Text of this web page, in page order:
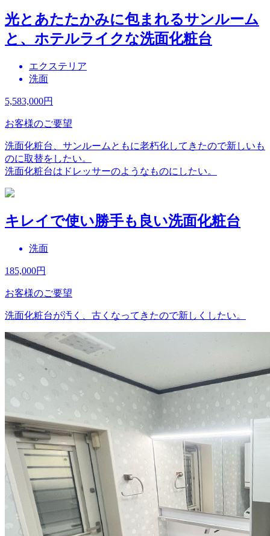
光とあたたかみに包まれるサンルーム
と、ホテルライクな洗面化粧台
エクステリア
洗面
5,583,000円
お客様のご要望
洗面化粧台、サンルームともに老朽化してきたので新しいも
のに取替をしたい。
洗面化粧台はドレッサーのようなものにしたい。
キレイで使い勝手も良い洗面化粧台
洗面
185,000円
お客様のご要望
洗面化粧台が汚く、古くなってきたので新しくしたい。